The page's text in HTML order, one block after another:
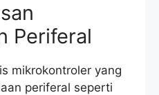
Periferal
mikrokontroler yang
periferal seperti